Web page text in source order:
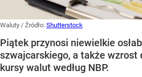
Waluty / Źródło: Shutterstock
Piątek przynosi niewielkie
szwajcarskiego, a także wzrost
kursy walut według NBP.